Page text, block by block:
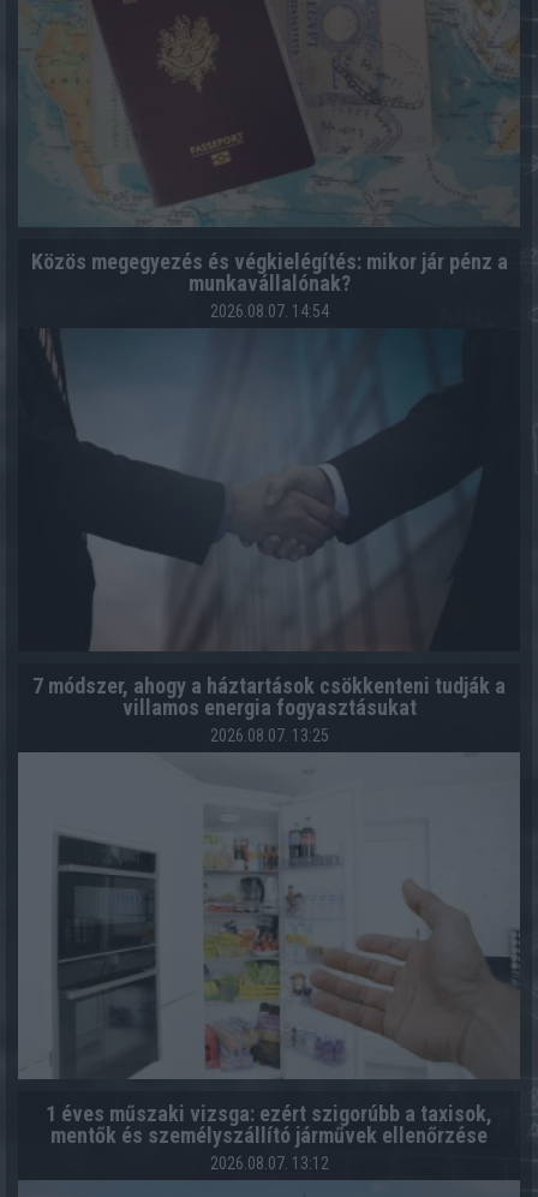
Közös megegyezés és végkielégítés: mikor jár pénz a
munkavállalónak?
2026.08.07. 14:54
7 módszer, ahogy a háztartások csökkenteni tudják a
villamos energia fogyasztásukat
2026.08.07. 13:25
1 éves műszaki vizsga: ezért szigorúbb a taxisok,
mentők és személyszállító járművek ellenőrzése
2026.08.07. 13:12